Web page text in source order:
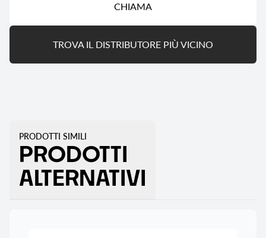
CHIAMA
TROVA IL DISTRIBUTORE PIÙ VICINO
PRODOTTI SIMILI
PRODOTTI
ALTERNATIVI